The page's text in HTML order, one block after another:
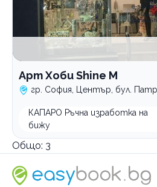
Арт Хоби Shine M
гр. София, Център, бул.
КАПАРО Ръчна изработка на
бижу
Общо: 3